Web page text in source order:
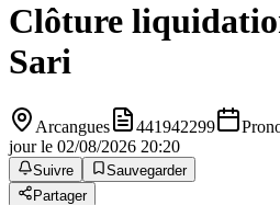
Clôture
Sari
Arcangues 441942299
jour le 02/08/2026 20:20
Suivre
Sauvegarder
Partager